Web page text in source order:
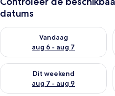
datums
Vandaag
aug 6 - aug 7
De beschikbaarheid
Dit weekend
aug 7 - aug 9
De beschikbaarheid